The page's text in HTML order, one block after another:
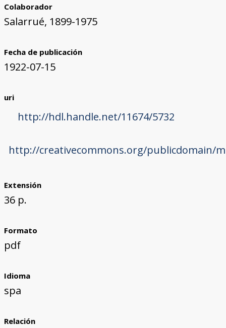
Colaborador
Salarrué, 1899-1975
Fecha de publicación
1922-07-15
uri
http://hdl.handle.net/11674/5732
http://creativecommons.org/publicdomain/
Extensión
36 p.
Formato
pdf
Idioma
spa
Relación